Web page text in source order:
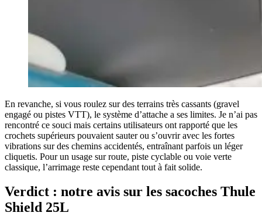
En revanche, si vous roulez sur des terrains très cassants (gravel
engagé ou pistes VTT), le système d’attache a ses limites. Je n’ai pas
rencontré ce souci mais certains utilisateurs ont rapporté que les
crochets supérieurs pouvaient sauter ou s’ouvrir avec les fortes
vibrations sur des chemins accidentés, entraînant parfois un léger
cliquetis. Pour un usage sur route, piste cyclable ou voie verte
classique, l’arrimage reste cependant tout à fait solide.
Verdict : notre avis sur les sacoches Thule
Shield 25L